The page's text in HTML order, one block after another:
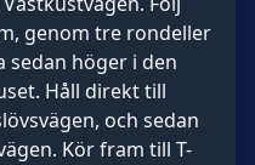
genom tre rondeller
sedan höger i den
Håll direkt till
och sedan
Kör fram till T-